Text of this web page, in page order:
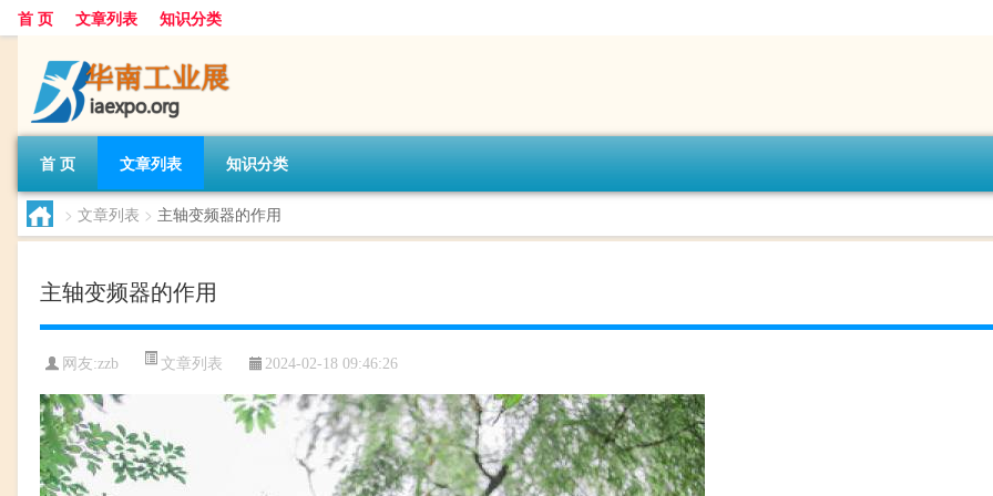
首 页 文章列表 知识分类
首 页 文章列表 知识分类
> 文章列表 > 主轴变频器的作用
主轴变频器的作用
网友:zzb 文章列表 2024-02-18 09:46:26